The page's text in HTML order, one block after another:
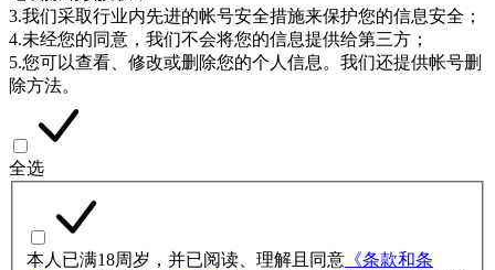
3.我们采取行业内先进的帐号安全措施来保护您的信息安全；
4.未经您的同意，我们不会将您的信息提供给第三方；
5.您可以查看、修改或删除您的个人信息。我们还提供帐号删
除方法。
全选
本人已满18周岁，并已阅读、理解且同意 《条款和条